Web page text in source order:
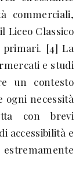
commerciali,
Liceo Classico
primari. [4] La
e studi
un contesto
ogni necessità
con brevi
accessibilità e